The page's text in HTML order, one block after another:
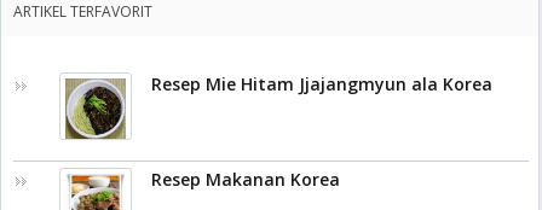
ARTIKEL TERFAVORIT
Resep Mie Hitam Jjajangmyun ala Korea
Resep Makanan Korea